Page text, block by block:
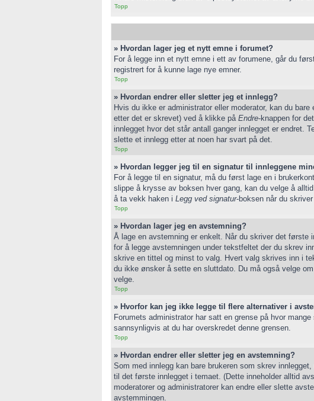
Topp
» Hvordan lager jeg et nytt emne i forumet?
For å legge inn et nytt emne i ett av forumene, går du
registrert for å kunne lage nye emner.
Topp
» Hvordan endrer eller sletter jeg et innlegg?
Hvis du ikke er administrator eller moderator, kan du
etter det er skrevet) ved å klikke på Endre-knappen for
innlegget hvor det står antall ganger innlegget er endret.
slette et innlegg etter at noen har svart på det.
Topp
» Hvordan legger jeg til en signatur til innleggene
For å legge til en signatur, må du først lage en i
slippe å krysse av boksen hver gang, kan du velge å
å ta vekk haken i Legg ved signatur-boksen når du
Topp
» Hvordan lager jeg en avstemning?
Å lage en avstemning er enkelt. Når du skriver det første
for å legge avstemningen under tekstfeltet der du skrev
skrive en tittel og minst to valg. Hvert valg skrives inn i
du ikke ønsker å sette en sluttdato. Du må også velge
velge.
Topp
» Hvorfor kan jeg ikke legge til flere alternativer i
Forumets administrator har satt en grense på hvor
sannsynligvis at du har overskredet denne grensen.
Topp
» Hvordan endrer eller sletter jeg en avstemning?
Som med innlegg kan bare brukeren som skrev
til det første innlegget i temaet. (Dette inneholder alltid
moderatorer og administratorer kan endre eller slette
avstemmingen.